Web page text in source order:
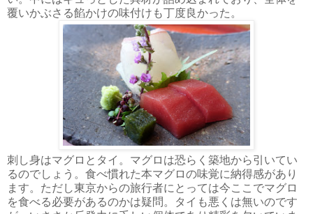
覆いかぶさる餡かけの味付けも丁度良かった。
刺し身はマグロとタイ。マグロは恐らく築地から引いてい
るのでしょう。食べ慣れた本マグロの味覚に納得感があり
ます。ただし東京からの旅行者にとっては今ここでマグロ
を食べる必要があるのかは疑問。タイも悪くは無いのです